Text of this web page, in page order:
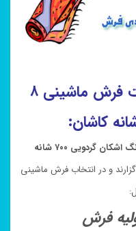
عوامل موثر روی قیمت فرش ماشینی ۸
فرش ماشینی ۸ رنگ اشکان گردویی ۷۰۰ شانه
شانه تاثیر گزارند و در انتخاب فرش ماشینی
فرش